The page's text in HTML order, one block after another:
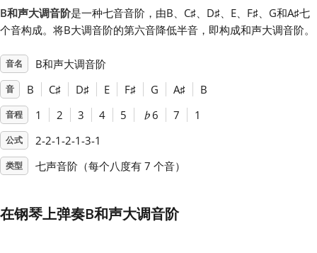
Dansk
Deutsch
Español
Français
B和声大调音阶是一种七音音阶，由B、C♯、D♯、E、F♯、G和A♯七
个音构成。将B大调音阶的第六音降低半音，即构成和声大调音阶。
音名 B和声大调音阶
音 B C♯ D♯ E F♯ G A♯ B
音程 1 2 3 4 5 ♭6 7 1
公式 2-2-1-2-1-3-1
类型 七声音阶（每个八度有 7 个音）
在钢琴上弹奏B和声大调音阶